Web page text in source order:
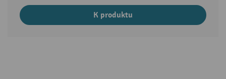
K produktu